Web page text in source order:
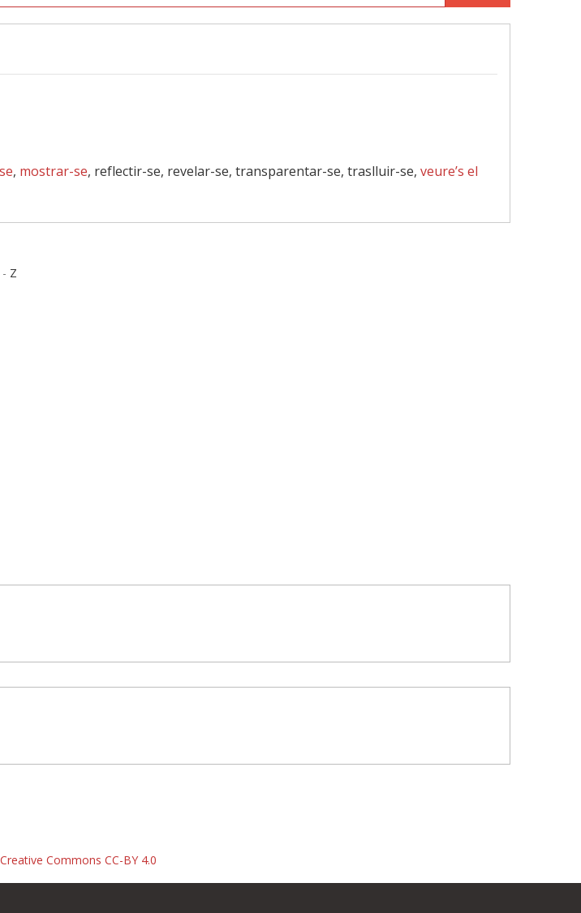
, mostrar-se, reflectir-se, revelar-se, transparentar-se, traslluir-se, veure’s el
- Z
Creative Commons CC-BY 4.0